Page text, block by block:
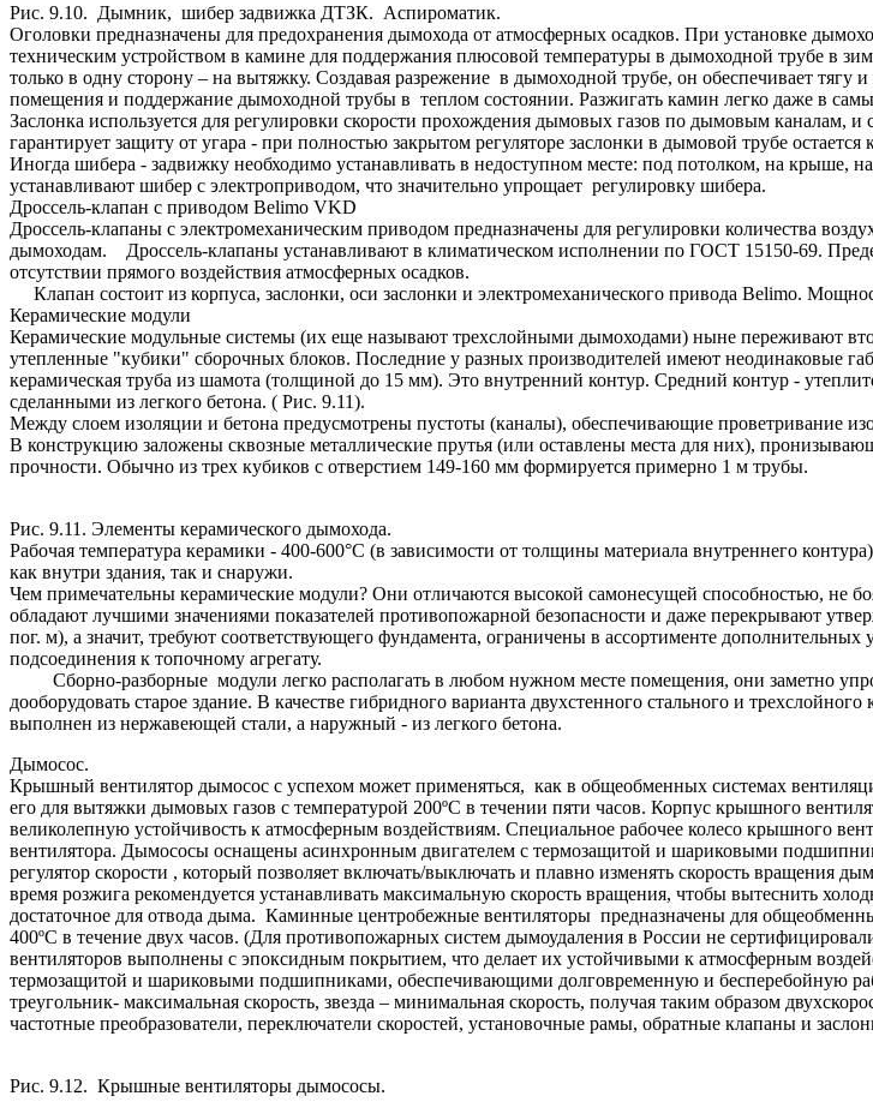
Рис. 9.10. Дымник, шибер задвижка ДТЗК. Аспироматик.
Оголовки предназначены для предохранения дымохода от атмосферных осадков. При установке
техническим устройством в камине для поддержания плюсовой температуры в дымоходной трубе в
только в одну сторону – на вытяжку. Создавая разрежение в дымоходной трубе, он обеспечивает
помещения и поддержание дымоходной трубы в теплом состоянии. Разжигать камин легко даже в
Заслонка используется для регулировки скорости прохождения дымовых газов по дымовым каналам, и
гарантирует защиту от угара - при полностью закрытом регуляторе заслонки в дымовой трубе
Иногда шибера - задвижку необходимо устанавливать в недоступном месте: под потолком, на крыше,
устанавливают шибер с электроприводом, что значительно упрощает регулировку шибера.
Дроссель-клапан с приводом Belimo VKD
Дроссель-клапаны с электромеханическим приводом предназначены для регулировки количества
дымоходам. Дроссель-клапаны устанавливают в климатическом исполнении по ГОСТ 15150-69.
отсутствии прямого воздействия атмосферных осадков.
Клапан состоит из корпуса, заслонки, оси заслонки и электромеханического привода Belimo.
Керамические модули
Керамические модульные системы (их еще называют трехслойными дымоходами) ныне переживают
утепленные "кубики" сборочных блоков. Последние у разных производителей имеют неодинаковые
керамическая труба из шамота (толщиной до 15 мм). Это внутренний контур. Средний контур -
сделанными из легкого бетона. ( Рис. 9.11).
Между слоем изоляции и бетона предусмотрены пустоты (каналы), обеспечивающие проветривание
В конструкцию заложены сквозные металлические прутья (или оставлены места для них),
прочности. Обычно из трех кубиков с отверстием 149-160 мм формируется примерно 1 м трубы.
Рис. 9.11. Элементы керамического дымохода.
Рабочая температура керамики - 400-600°С (в зависимости от толщины материала внутреннего
как внутри здания, так и снаружи.
Чем примечательны керамические модули? Они отличаются высокой самонесущей способностью, не
обладают лучшими значениями показателей противопожарной безопасности и даже перекрывают
пог. м), а значит, требуют соответствующего фундамента, ограничены в ассортименте
подсоединения к топочному агрегату.
Сборно-разборные модули легко располагать в любом нужном месте помещения, они заметно
дооборудовать старое здание. В качестве гибридного варианта двухстенного стального и
выполнен из нержавеющей стали, а наружный - из легкого бетона.
Дымосос.
Крышный вентилятор дымосос с успехом может применяться, как в общеобменных системах
его для вытяжки дымовых газов с температурой 200ºС в течении пяти часов. Корпус крышного
великолепную устойчивость к атмосферным воздействиям. Специальное рабочее колесо крышного
вентилятора. Дымососы оснащены асинхронным двигателем с термозащитой и шариковыми
регулятор скорости , который позволяет включать/выключать и плавно изменять скорость
время розжига рекомендуется устанавливать максимальную скорость вращения, чтобы вытеснить
достаточное для отвода дыма. Каминные центробежные вентиляторы предназначены для
400ºС в течение двух часов. (Для противопожарных систем дымоудаления в России не
вентиляторов выполнены с эпоксидным покрытием, что делает их устойчивыми к атмосферным
термозащитой и шариковыми подшипниками, обеспечивающими долговременную и бесперебойную
треугольник- максимальная скорость, звезда – минимальная скорость, получая таким образом
частотные преобразователи, переключатели скоростей, установочные рамы, обратные клапаны и
Рис. 9.12. Крышные вентиляторы дымососы.